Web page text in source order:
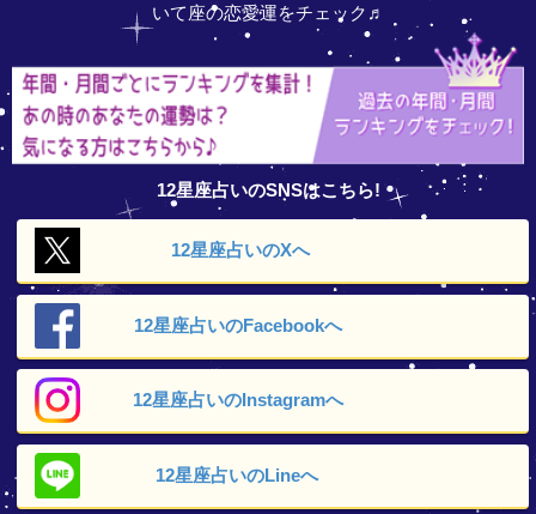
いて座の恋愛運をチェック♬
12星座占いのSNSはこちら!
12星座占いのXへ
12星座占いのFacebookへ
12星座占いのInstagramへ
12星座占いのLineへ